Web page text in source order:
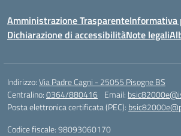
Amministrazione TrasparenteInformativa
Dichiarazione di accessibilitàNote legali
Indirizzo:Via Padre Cagni - 25055 Pisogne BS
Centralino:0364/880416 Email:
Posta elettronica certificata (PEC):
Codice fiscale: 98093060170